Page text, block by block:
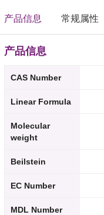
产品信息 常规属性
产品信息
CAS Number
Linear Formula
Molecular
weight
Beilstein
EC Number
MDL Number